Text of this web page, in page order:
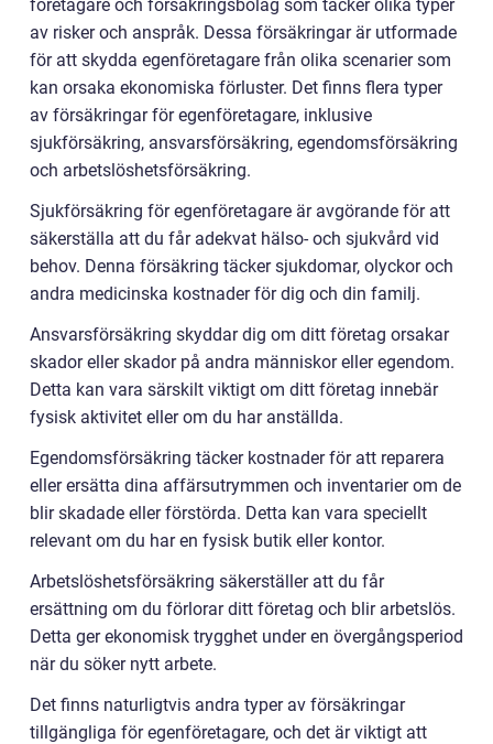
företagare och försäkringsbolag som täcker olika typer
av risker och anspråk. Dessa försäkringar är utformade
för att skydda egenföretagare från olika scenarier som
kan orsaka ekonomiska förluster. Det finns flera typer
av försäkringar för egenföretagare, inklusive
sjukförsäkring, ansvarsförsäkring, egendomsförsäkring
och arbetslöshetsförsäkring.
Sjukförsäkring för egenföretagare är avgörande för att
säkerställa att du får adekvat hälso- och sjukvård vid
behov. Denna försäkring täcker sjukdomar, olyckor och
andra medicinska kostnader för dig och din familj.
Ansvarsförsäkring skyddar dig om ditt företag orsakar
skador eller skador på andra människor eller egendom.
Detta kan vara särskilt viktigt om ditt företag innebär
fysisk aktivitet eller om du har anställda.
Egendomsförsäkring täcker kostnader för att reparera
eller ersätta dina affärsutrymmen och inventarier om de
blir skadade eller förstörda. Detta kan vara speciellt
relevant om du har en fysisk butik eller kontor.
Arbetslöshetsförsäkring säkerställer att du får
ersättning om du förlorar ditt företag och blir arbetslös.
Detta ger ekonomisk trygghet under en övergångsperiod
när du söker nytt arbete.
Det finns naturligtvis andra typer av försäkringar
tillgängliga för egenföretagare, och det är viktigt att